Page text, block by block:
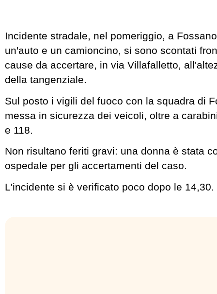
Incidente stradale, nel pomeriggio, a
un'auto e un camioncino, si sono scontati
cause da accertare, in via Villafalletto,
della tangenziale.
Sul posto i vigili del fuoco con la squadra di
messa in sicurezza dei veicoli, oltre a
e 118.
Non risultano feriti gravi: una donna è stata
ospedale per gli accertamenti del caso.
L'incidente si è verificato poco dopo le 14,30.